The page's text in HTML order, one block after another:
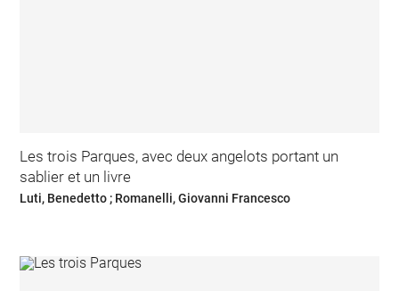
Les trois Parques, avec deux angelots portant un
sablier et un livre
Luti, Benedetto ; Romanelli, Giovanni Francesco